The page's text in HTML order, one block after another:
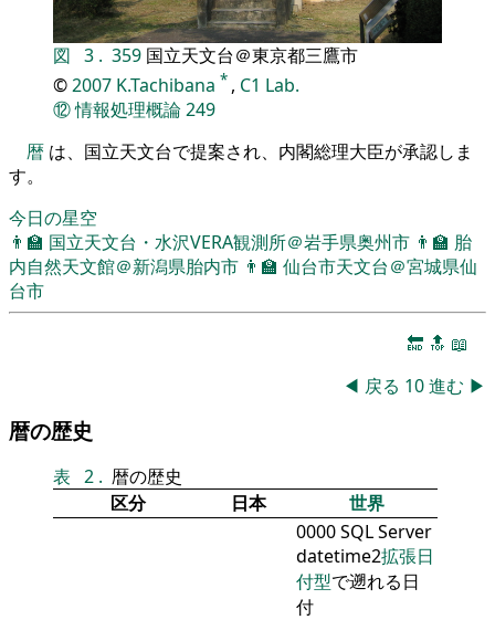
図 3 . 359 国立天文台＠東京都三鷹市
©2007 K.Tachibana * , C1 Lab.
⑫情報処理概論249
暦 は、国立天文台で提案され、内閣総理大臣が承認しま
す。
今日の星空
👨‍🏫 国立天文台・水沢VERA観測所＠岩手県奥州市 👨‍🏫 胎
内自然天文館＠新潟県胎内市 👨‍🏫 仙台市天文台＠宮城県仙
台市
🔚 🔝 📖
◀ 戻る 10進む ▶
暦の歴史
表 2 . 暦の歴史
区分
日本
世界
0000 SQL Server
datetime2拡張日
付型で遡れる日
付